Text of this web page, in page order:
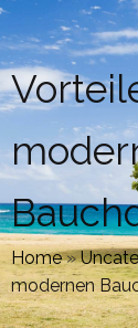
Home»
modernen